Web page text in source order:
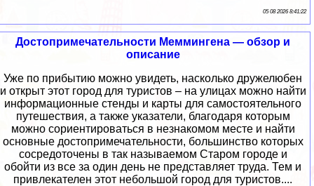
05 08 2026 8:41:22
Достопримечательности Меммингена — обзор и
описание
Уже по прибытию можно увидеть, насколько дружелюбен
и открыт этот город для туристов – на улицах можно найти
информационные стенды и карты для самостоятельного
путешествия, а также указатели, благодаря которым
можно сориентироваться в незнакомом месте и найти
основные достопримечательности, большинство которых
сосредоточены в так называемом Старом городе и
обойти из все за один день не представляет труда. Тем и
привлекателен этот небольшой город для туристов....